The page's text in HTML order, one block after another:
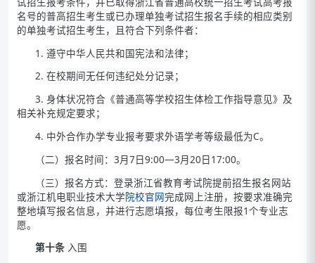
名号的普高招生考生或已办理单独考试招生报名手续的相应类别
的单独考试招生考生，且符合下列条件者：
1. 遵守中华人民共和国宪法和法律；
2. 在校期间无任何违纪处分记录；
3. 身体状况符合《普通高等学校招生体检工作指导意见》及
相关补充规定要求；
4. 中外合作办学专业报考要求外语学考等级最低为C。
（二）报名时间：3月7日9:00—3月20日17:00。
（三）报名方式：登录浙江省教育考试院提前招生报名网站
或浙江机电职业技术大学院校官网完成网上注册，按要求准确完
整地填写报名信息，并进行志愿填报，每位考生限报1个专业志
愿。
第十条入围